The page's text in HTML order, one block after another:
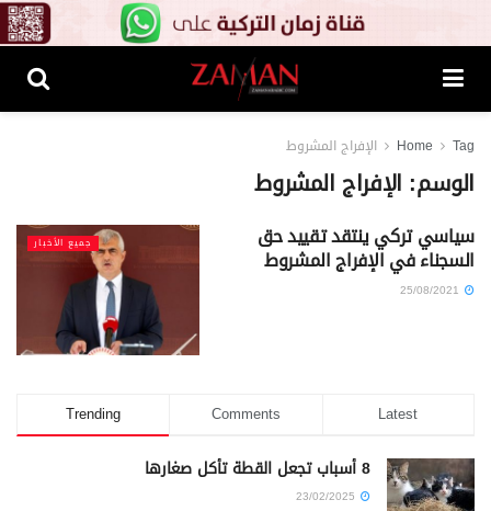
Home Tag الإفراج المشروط
الوسم: الإفراج المشروط
جميع الأخبار سياسي تركي ينتقد تقييد حق
السجناء في الإفراج المشروط
Trending Comments Latest
8 أسباب تجعل القطة تأكل صغارها